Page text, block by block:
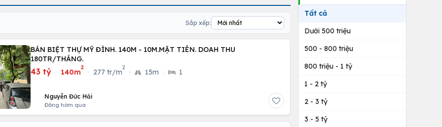
Sắp xếp:
BÁN BIỆT THỰ MỸ ĐÌNH. 140M - 10M.MẶT TIÊN. DOAH THU
180TR/THÁNG.
43 tỷ · 140m
2
· 277 tr/m
2
· 15m · 1
Nguyễn Đức Hải
Đăng hôm qua
Tất cả
Dưới 500 triệu
500 - 800 triệu
800 triệu - 1 tỷ
1 - 2 tỷ
2 - 3 tỷ
3 - 5 tỷ